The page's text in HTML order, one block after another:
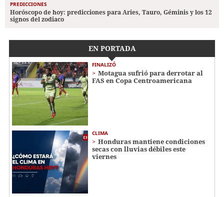
PREDICCIONES
Horóscopo de hoy: predicciones para Aries, Tauro, Géminis y los 12
signos del zodiaco
EN PORTADA
FINALIZÓ
Motagua sufrió para derrotar al
FAS en Copa Centroamericana
CLIMA
Honduras mantiene condiciones
secas con lluvias débiles este
viernes